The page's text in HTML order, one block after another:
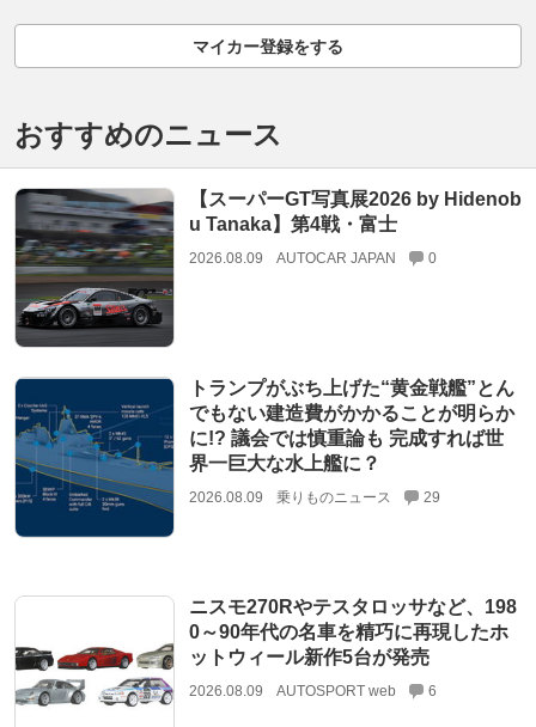
マイカー登録をする
おすすめのニュース
【スーパーGT写真展2026 by Hidenob
u Tanaka】第4戦・富士
2026.08.09 AUTOCAR JAPAN 0
トランプがぶち上げた“黄金戦艦”とん
でもない建造費がかかることが明らか
に!? 議会では慎重論も 完成すれば世
界一巨大な水上艦に？
2026.08.09 乗りものニュース 29
ニスモ270Rやテスタロッサなど、198
0～90年代の名車を精巧に再現したホ
ットウィール新作5台が発売
2026.08.09 AUTOSPORT web 6